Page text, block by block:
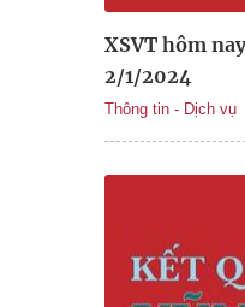
XSVT hôm
2/1/2024
Thông tin - Dịch vụ